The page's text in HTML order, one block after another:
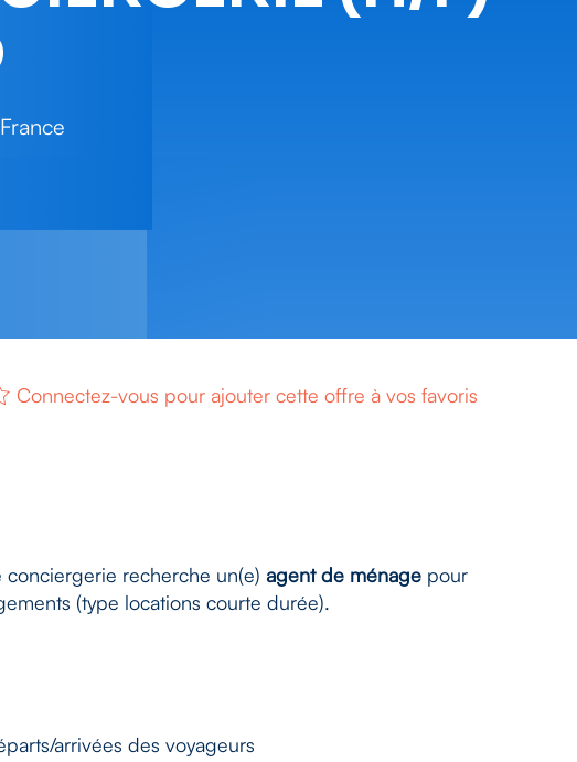
Connectez-vous pour ajouter cette offre à vos favoris
recherche un(e) agent de ménagepour
(type locations courte durée).
arrivées des voyageurs